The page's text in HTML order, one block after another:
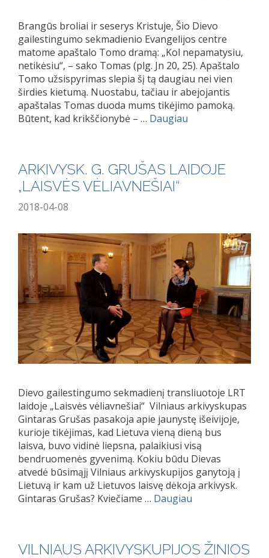
Brangūs broliai ir seserys Kristuje, Šio Dievo
gailestingumo sekmadienio Evangelijos centre
matome apaštalo Tomo dramą: „Kol nepamatysiu,
netikėsiu“, – sako Tomas (plg. Jn 20, 25). Apaštalo
Tomo užsispyrimas slepia šį tą daugiau nei vien
širdies kietumą. Nuostabu, tačiau ir abejojantis
apaštalas Tomas duoda mums tikėjimo pamoką.
Būtent, kad krikščionybė – … Daugiau
ARKIVYSK. G. GRUŠAS LAIDOJE
„LAISVĖS VĖLIAVNEŠIAI“
2018-04-08
Dievo gailestingumo sekmadienį transliuotoje LRT
laidoje „Laisvės vėliavnešiai“ Vilniaus arkivyskupas
Gintaras Grušas pasakoja apie jaunystę išeivijoje,
kurioje tikėjimas, kad Lietuva vieną dieną bus
laisva, buvo vidinė liepsna, palaikiusi visą
bendruomenės gyvenimą. Kokiu būdu Dievas
atvedė būsimąjį Vilniaus arkivyskupijos ganytoją į
Lietuvą ir kam už Lietuvos laisvę dėkoja arkivysk.
Gintaras Grušas? Kviečiame … Daugiau
VILNIAUS ARKIVYSKUPIJOS ŽINIOS